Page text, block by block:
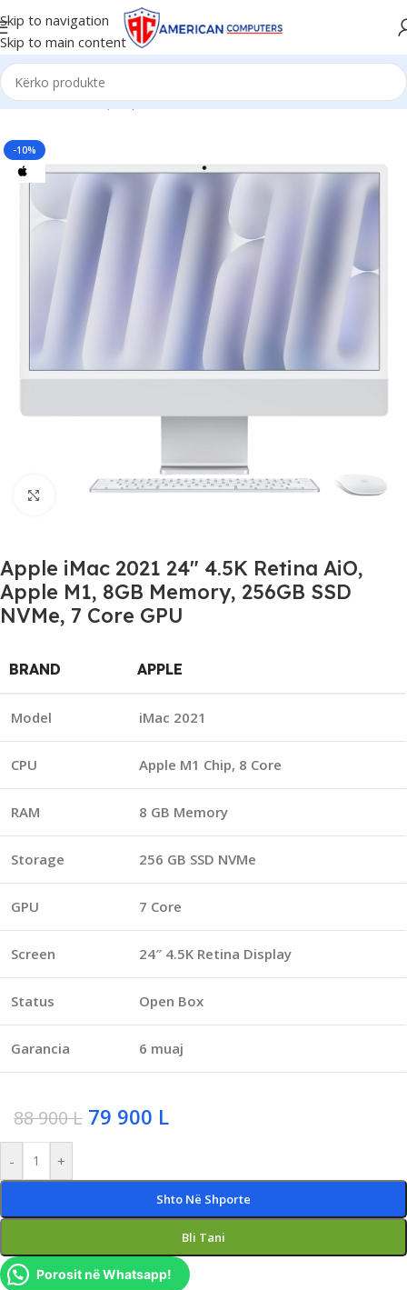
Skip to navigation
Skip to main content
Kreu/All in One (AiO)/iMac
-10%
Click to enlarge
Apple iMac 2021 24″ 4.5K Retina AiO,
Apple M1, 8GB Memory, 256GB SSD
NVMe, 7 Core GPU
BRAND APPLE
Model iMac 2021
CPU Apple M1 Chip, 8 Core
RAM 8 GB Memory
Storage 256 GB SSD NVMe
GPU 7 Core
Screen 24″ 4.5K Retina Display
Status Open Box
Garancia 6 muaj
88 900L 79 900 L
- +
Shto Në Shporte
Bli Tani
Porosit në Whatsapp!